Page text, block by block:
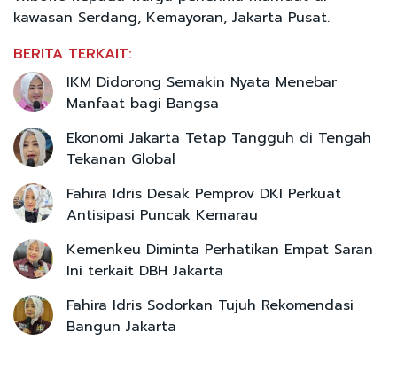
kawasan Serdang, Kemayoran, Jakarta Pusat.
BERITA TERKAIT:
IKM Didorong Semakin Nyata Menebar
Manfaat bagi Bangsa
Ekonomi Jakarta Tetap Tangguh di Tengah
Tekanan Global
Fahira Idris Desak Pemprov DKI Perkuat
Antisipasi Puncak Kemarau
Kemenkeu Diminta Perhatikan Empat Saran
Ini terkait DBH Jakarta
Fahira Idris Sodorkan Tujuh Rekomendasi
Bangun Jakarta